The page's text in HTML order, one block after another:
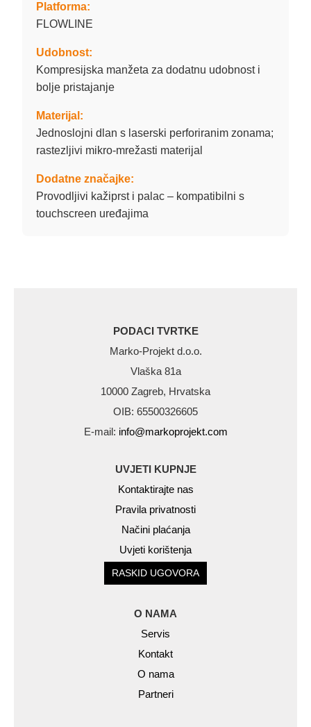
Platforma:
FLOWLINE
Udobnost:
Kompresijska manžeta za dodatnu udobnost i
bolje pristajanje
Materijal:
Jednoslojni dlan s laserski perforiranim zonama;
rastezljivi mikro-mrežasti materijal
Dodatne značajke:
Provodljivi kažiprst i palac – kompatibilni s
touchscreen uređajima
PODACI TVRTKE
Marko-Projekt d.o.o.
Vlaška 81a
10000 Zagreb, Hrvatska
OIB: 65500326605
E-mail: info@markoprojekt.com
UVJETI KUPNJE
Kontaktirajte nas
Pravila privatnosti
Načini plaćanja
Uvjeti korištenja
RASKID UGOVORA
O NAMA
Servis
Kontakt
O nama
Partneri